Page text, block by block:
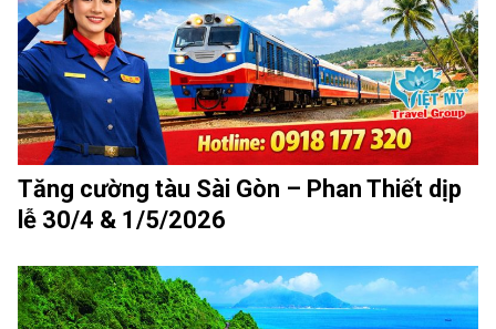
Tăng cường tàu Sài Gòn – Phan Thiết dịp
lễ 30/4 & 1/5/2026